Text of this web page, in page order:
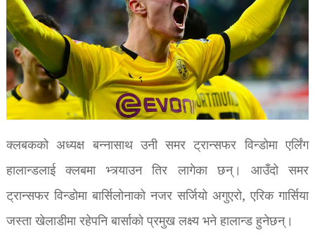
क्लबकको अध्यक्ष बन्नासाथ उनी समर ट्रान्सफर विन्डोमा एर्लिंग
हालान्डलाई क्लबमा भ्त्र्याउन तिर लागेका छन्। आउँदो समर
ट्रान्सफर विन्डोमा बार्सिलोनाको नजर सर्जियो अगुएरो, एरिक गार्सिया
जस्ता खेलाडीमा रहेपनि बार्साको प्रमुख लक्ष्य भने हालान्ड हुनेछन्।